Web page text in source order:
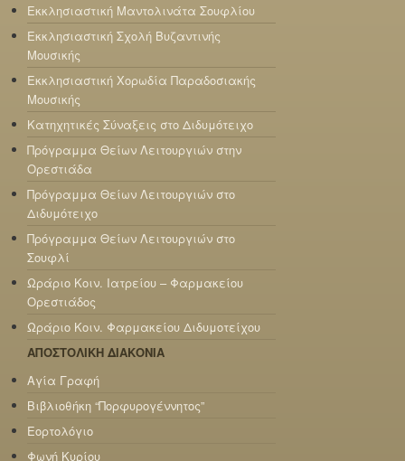
Εκκλησιαστική Μαντολινάτα Σουφλίου
Εκκλησιαστική Σχολή Βυζαντινής
Μουσικής
Εκκλησιαστική Χορωδία Παραδοσιακής
Μουσικής
Κατηχητικές Σύναξεις στο Διδυμότειχο
Πρόγραμμα Θείων Λειτουργιών στην
Ορεστιάδα
Πρόγραμμα Θείων Λειτουργιών στο
Διδυμότειχο
Πρόγραμμα Θείων Λειτουργιών στο
Σουφλί
Ωράριο Κοιν. Ιατρείου – Φαρμακείου
Ορεστιάδος
Ωράριο Κοιν. Φαρμακείου Διδυμοτείχου
ΑΠΟΣΤΟΛΙΚΗ ΔΙΑΚΟΝΙΑ
Αγία Γραφή
Βιβλιοθήκη “Πορφυρογέννητος”
Εορτολόγιο
Φωνή Κυρίου